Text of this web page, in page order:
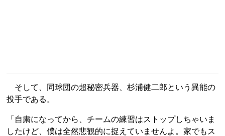
そして、同球団の超秘密兵器、杉浦健二郎という異能の
投手である。
「自粛になってから、チームの練習はストップしちゃいま
したけど、僕は全然悲観的に捉えていませんよ。家でもス